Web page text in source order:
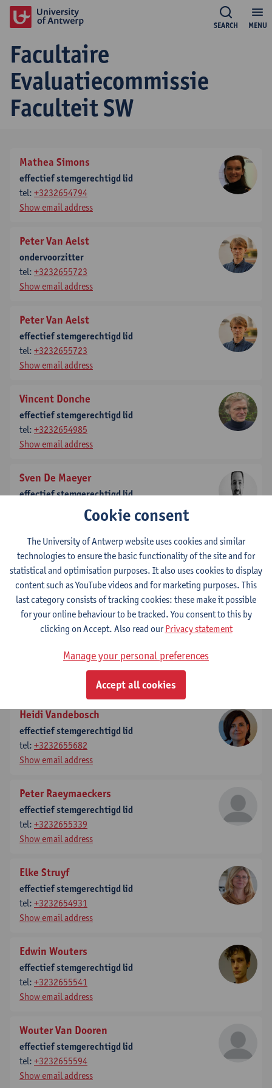
MENU
SEARCH
Facultaire
Evaluatiecommissie
Faculteit SW
Mathea Simons
effectief stemgerechtigd lid
tel: +3232654794
Show email address
Peter Van Aelst
ondervoorzitter
tel: +3232655723
Show email address
Peter Van Aelst
effectief stemgerechtigd lid
tel: +3232655723
Show email address
Vincent Donche
effectief stemgerechtigd lid
tel: +3232654985
Show email address
Sven De Maeyer
effectief stemgerechtigd lid
+3232654932
Show email address
Sven De Maeyer
voorzitter
tel:+3232654932
Show email address
Tom Smits
plaatsvervangend stemgerechtigd lid
Heidi Vandebosch
effectief stemgerechtigd lid
tel: +3232655682
Show email address
Peter Raeymaeckers
effectief stemgerechtigd lid
tel: +3232655339
Show email address
Elke Struyf
effectief stemgerechtigd lid
tel: +3232654931
Show email address
Edwin Wouters
effectief stemgerechtigd lid
tel: +3232655541
Show email address
Wouter Van Dooren
effectief stemgerechtigd lid
tel: +3232655594
Show email address
Cookie consent
The University of Antwerp website uses cookies and similar
technologies to ensure the basic functionality of the site and for
statistical and optimisation purposes. It also uses cookies to display
content such as YouTube videos and for marketing purposes. This
last category consists of tracking cookies: these make it possible
for your online behaviour to be tracked. You consent to this by
clicking on Accept. Also read ourPrivacy statement
Manage your personal preferences
Accept all cookies